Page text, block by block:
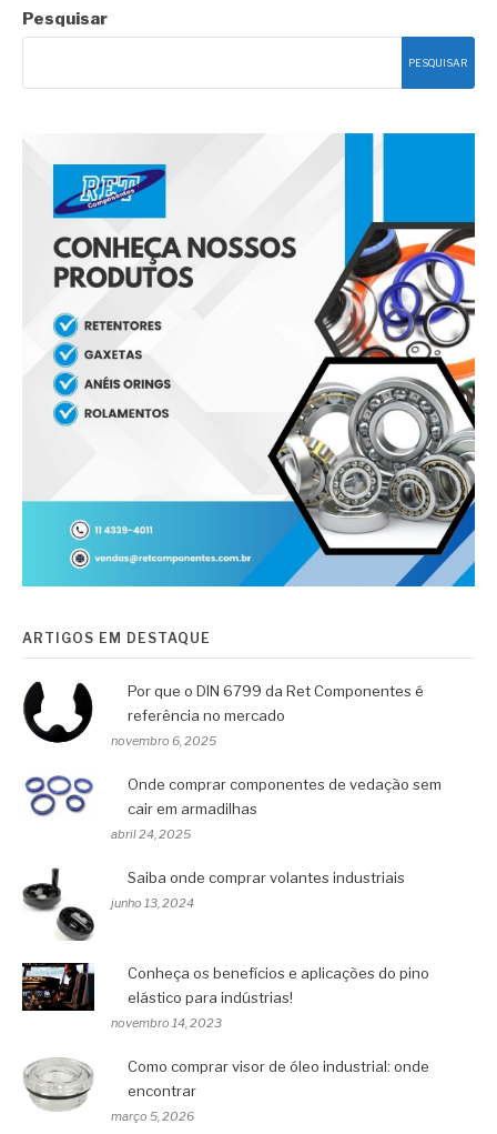
Pesquisar
PESQUISAR
ARTIGOS EM DESTAQUE
Por que o DIN 6799 da Ret Componentes é
referência no mercado
novembro 6, 2025
Onde comprar componentes de vedação sem
cair em armadilhas
abril 24, 2025
Saiba onde comprar volantes industriais
junho 13, 2024
Conheça os benefícios e aplicações do pino
elástico para indústrias!
novembro 14, 2023
Como comprar visor de óleo industrial: onde
encontrar
março 5, 2026